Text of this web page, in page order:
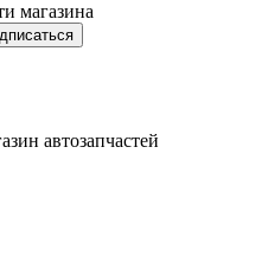
магазина
автозапчастей